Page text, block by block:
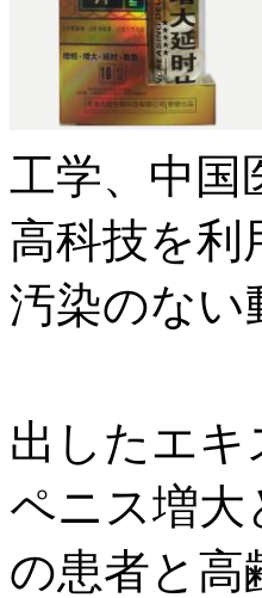
工学、中国
高科技を利
汚染のない
出したエキ
ペニス増大
の患者と高